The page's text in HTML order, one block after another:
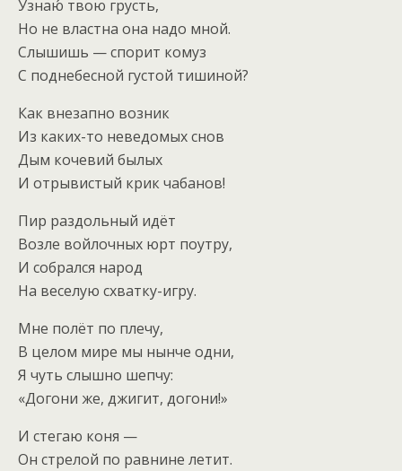
Узнаю́ твою грусть,
Но не властна она надо мной.
Слышишь — спорит комуз
С поднебесной густой тишиной?
Как внезапно возник
Из каких-то неведомых снов
Дым кочевий былых
И отрывистый крик чабанов!
Пир раздольный идёт
Возле войлочных юрт поутру,
И собрался народ
На веселую схватку-игру.
Мне полёт по плечу,
В целом мире мы нынче одни,
Я чуть слышно шепчу:
«Догони же, джигит, догони!»
И стегаю коня —
Он стрелой по равнине летит.